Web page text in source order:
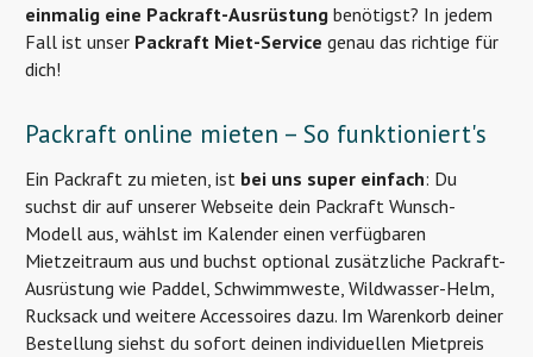
einmalig eine Packraft-Ausrüstung benötigst? In jedem
Fall ist unser Packraft Miet-Service genau das richtige für
dich!
Packraft online mieten – So funktioniert's
Ein Packraft zu mieten, ist bei uns super einfach: Du
suchst dir auf unserer Webseite dein Packraft Wunsch-
Modell aus, wählst im Kalender einen verfügbaren
Mietzeitraum aus und buchst optional zusätzliche Packraft-
Ausrüstung wie Paddel, Schwimmweste, Wildwasser-Helm,
Rucksack und weitere Accessoires dazu. Im Warenkorb deiner
Bestellung siehst du sofort deinen individuellen Mietpreis